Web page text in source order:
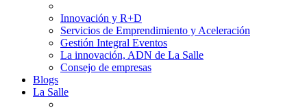
Innovación y R+D
Servicios de Emprendimiento y Aceleración
Gestión Integral Eventos
La innovación, ADN de La Salle
Consejo de empresas
Blogs
La Salle